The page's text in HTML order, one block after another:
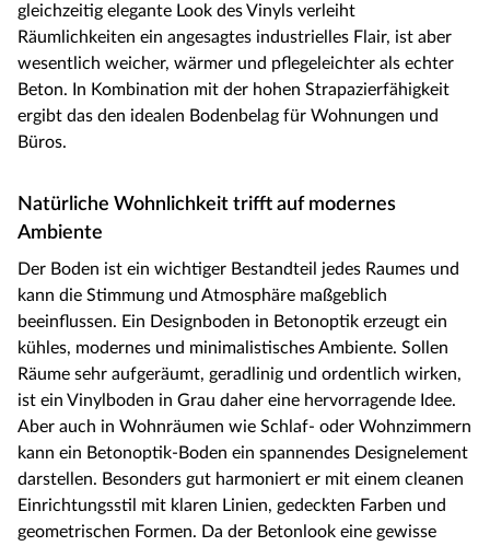
gleichzeitig elegante Look des Vinyls verleiht
Räumlichkeiten ein angesagtes industrielles Flair, ist aber
wesentlich weicher, wärmer und pflegeleichter als echter
Beton. In Kombination mit der hohen Strapazierfähigkeit
ergibt das den idealen Bodenbelag für Wohnungen und
Büros.
Natürliche Wohnlichkeit trifft auf modernes
Ambiente
Der Boden ist ein wichtiger Bestandteil jedes Raumes und
kann die Stimmung und Atmosphäre maßgeblich
beeinflussen. Ein Designboden in Betonoptik erzeugt ein
kühles, modernes und minimalistisches Ambiente. Sollen
Räume sehr aufgeräumt, geradlinig und ordentlich wirken,
ist ein Vinylboden in Grau daher eine hervorragende Idee.
Aber auch in Wohnräumen wie Schlaf- oder Wohnzimmern
kann ein Betonoptik-Boden ein spannendes Designelement
darstellen. Besonders gut harmoniert er mit einem cleanen
Einrichtungsstil mit klaren Linien, gedeckten Farben und
geometrischen Formen. Da der Betonlook eine gewisse